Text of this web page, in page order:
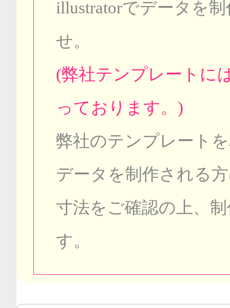
illustratorでデータを
せ。
(弊社テンプレートに
っております。)
弊社のテンプレート
データを制作される
寸法をご確認の上、
す。